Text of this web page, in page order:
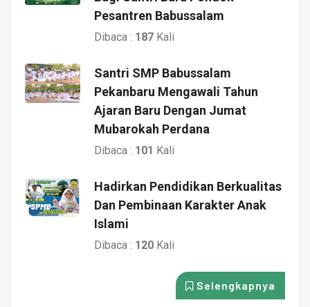
Pesantren Babussalam
Dibaca : 187 Kali
Santri SMP Babussalam
Pekanbaru Mengawali Tahun
Ajaran Baru Dengan Jumat
Mubarokah Perdana
Dibaca : 101 Kali
Hadirkan Pendidikan Berkualitas
Dan Pembinaan Karakter Anak
Islami
Dibaca : 120 Kali
Selengkapnya